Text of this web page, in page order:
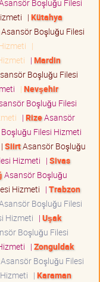
Boşluğu Filesi
| Kütahya
Asansör Boşluğu Filesi
|
| Mardin
Boşluğu Filesi
| Nevşehir
Boşluğu Filesi
| RizeAsansör
Filesi Hizmeti
| SiirtAsansör Boşluğu
Hizmeti | Sivas
Asansör Boşluğu
Hizmeti | Trabzon
Boşluğu Filesi
Hizmeti | Uşak
Boşluğu Filesi
| Zonguldak
Boşluğu Filesi
| Karaman